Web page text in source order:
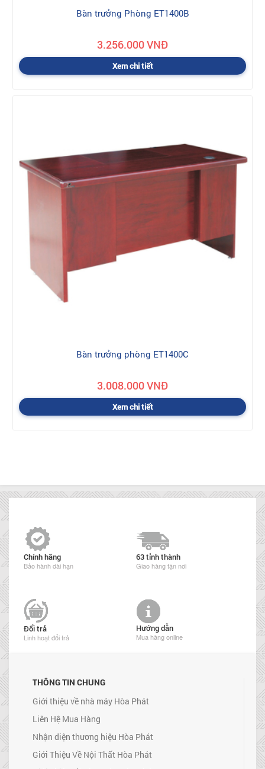
Bàn trưởng Phòng ET1400B
3.256.000 VNĐ
Xem chi tiết
Bàn trưởng phòng ET1400C
3.008.000 VNĐ
Xem chi tiết
Chính hãng
Bảo hành dài hạn
63 tỉnh thành
Giao hàng tận nơi
Đổi trả
Linh hoạt đổi trả
Hướng dẫn
Mua hàng online
THÔNG TIN CHUNG
Giới thiệu về nhà máy Hòa Phát
Liên Hệ Mua Hàng
Nhận diện thương hiệu Hòa Phát
Giới Thiệu Về Nội Thất Hòa Phát